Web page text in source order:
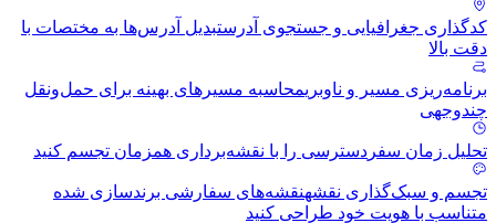
کدگذاری جغرافیایی و جستجوی آدرستبدیل آدرس‌ها به مختصات با
دقت بالا
برنامه‌ریزی مسیر و ناوبریمحاسبه مسیرهای بهینه برای حمل‌ونقل
چندوجهی
تحلیل زمان سفر دسترسی را با نقشه‌برداری همزمان تجسم کنید
تجسم و سبک‌گذاری نقشهنقشه‌های سفارشی برندسازی شده
متناسب با هویت خود طراحی کنید